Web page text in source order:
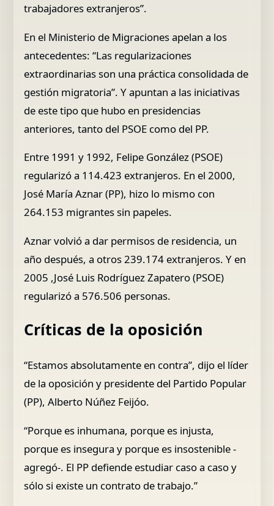
trabajadores extranjeros”.
En el Ministerio de Migraciones apelan a los
antecedentes: “Las regularizaciones
extraordinarias son una práctica consolidada de
gestión migratoria”. Y apuntan a las iniciativas
de este tipo que hubo en presidencias
anteriores, tanto del PSOE como del PP.
Entre 1991 y 1992, Felipe González (PSOE)
regularizó a 114.423 extranjeros. En el 2000,
José María Aznar (PP), hizo lo mismo con
264.153 migrantes sin papeles.
Aznar volvió a dar permisos de residencia, un
año después, a otros 239.174 extranjeros. Y en
2005 ,José Luis Rodríguez Zapatero (PSOE)
regularizó a 576.506 personas.
Críticas de la oposición
“Estamos absolutamente en contra”, dijo el líder
de la oposición y presidente del Partido Popular
(PP), Alberto Núñez Feijóo.
“Porque es inhumana, porque es injusta,
porque es insegura y porque es insostenible -
agregó-. El PP defiende estudiar caso a caso y
sólo si existe un contrato de trabajo.”